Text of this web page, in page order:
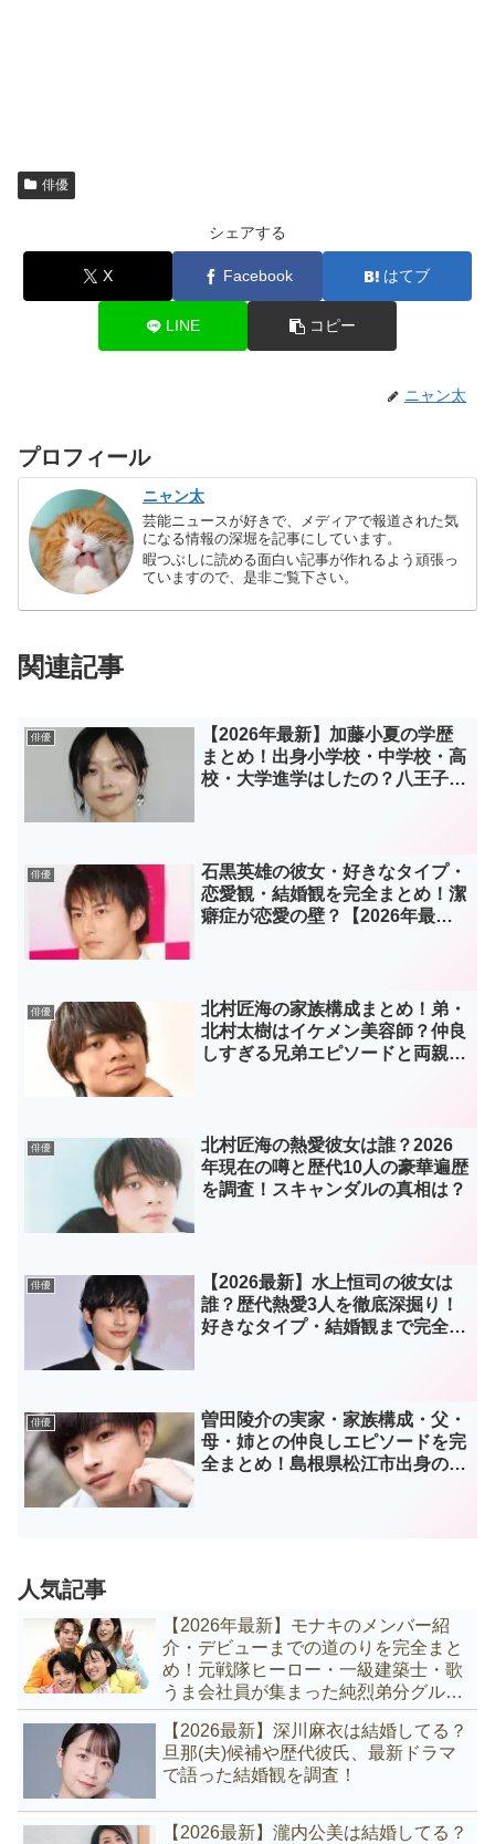
俳優
シェアする
X Facebook はてブ
LINE コピー
ニャン太
プロフィール
ニャン太
芸能ニュースが好きで、メディアで報道された気
になる情報の深堀を記事にしています。
暇つぶしに読める面白い記事が作れるよう頑張っ
ていますので、是非ご覧下さい。
関連記事
俳優
【2026年最新】加藤小夏の学歴
まとめ！出身小学校・中学校・高
校・大学進学はしたの？八王子実
俳優
石黒英雄の彼女・好きなタイプ・
恋愛観・結婚観を完全まとめ！潔
癖症が恋愛の壁？【2026年最
俳優
北村匠海の家族構成まとめ！弟・
北村太樹はイケメン美容師？仲良
しすぎる兄弟エピソードと両親の
俳優
北村匠海の熱愛彼女は誰？2026
年現在の噂と歴代10人の豪華遍歴
を調査！スキャンダルの真相は？
俳優
【2026最新】水上恒司の彼女は
誰？歴代熱愛3人を徹底深掘り！
好きなタイプ・結婚観まで完全網
俳優
曽田陵介の実家・家族構成・父・
母・姉との仲良しエピソードを完
全まとめ！島根県松江市出身の温
人気記事
【2026年最新】モナキのメンバー紹
介・デビューまでの道のりを完全まと
め！元戦隊ヒーロー・一級建築士・歌
うま会社員が集まった純烈弟分グルー
プの全貌
【2026最新】深川麻衣は結婚してる？
旦那(夫)候補や歴代彼氏、最新ドラマ
で語った結婚観を調査！
【2026最新】瀧内公美は結婚してる？